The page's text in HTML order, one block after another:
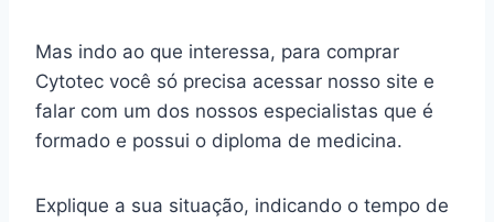
Mas indo ao que interessa, para comprar
Cytotec você só precisa acessar nosso site e
falar com um dos nossos especialistas que é
formado e possui o diploma de medicina.
Explique a sua situação, indicando o tempo de